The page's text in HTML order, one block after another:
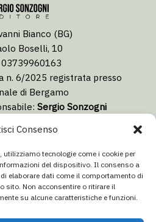
Consenso
utilizziamo tecnologie come i cookie per
del dispositivo. Il consenso a
elaborare dati come il comportamento di
sito. Non acconsentire o ritirare il
su alcune caratteristiche e funzioni.
Bianco (BG)
Boselli, 10
03739960163
n. 6/2025 registrata presso
di Bergamo
Sergio Sonzogni